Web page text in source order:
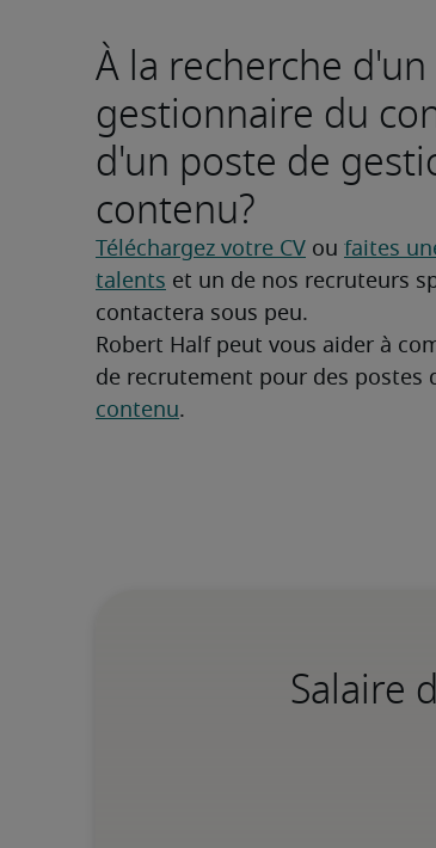
À la recherche d'un
gestionnaire du
d'un poste de
contenu?
Téléchargez votre CV ou faites
talents et un de nos recruteurs
contactera sous peu.
Robert Half peut vous aider à
de recrutement pour des postes
contenu.
Salaire